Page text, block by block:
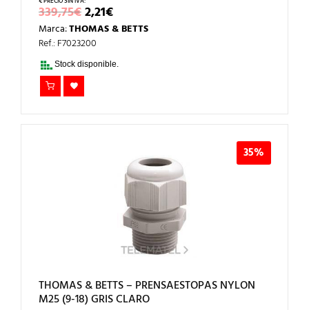
339,75€EL
PRECIO
ORIGINAL
ERA:339,75€.
2,21€EL
PRECIO
ACTUAL
Marca:THOMAS & BETTS
Ref.: F7023200
Stock disponible.
35%
THOMAS & BETTS – PRENSAESTOPAS NYLON
M25 (9-18) GRIS CLARO